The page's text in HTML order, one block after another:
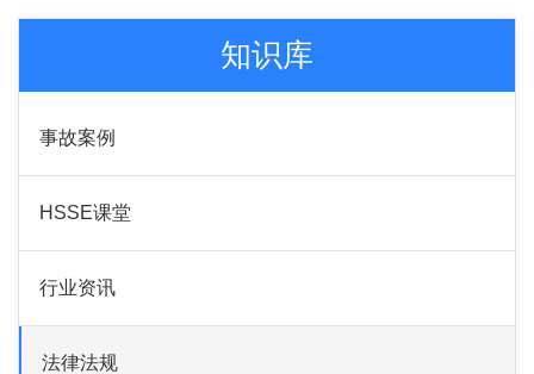
知识库
事故案例
HSSE课堂
行业资讯
法律法规